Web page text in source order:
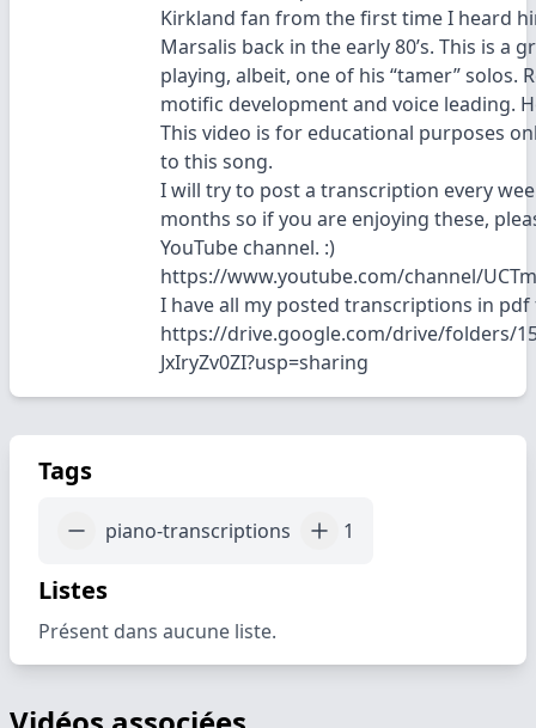
Kirkland fan from the first time I heard
Marsalis back in the early 80’s. This is a
playing, albeit, one of his “tamer” solos.
motific development and voice leading.
This video is for educational purposes
to this song.
I will try to post a transcription every
months so if you are enjoying these,
YouTube channel. :)
https://www.youtube.com/channel/
I have all my posted transcriptions in
https://drive.google.com/drive/folders/
JxIryZv0ZI?usp=sharing
Tags
piano-transcriptions 1
Listes
Présent dans aucune liste.